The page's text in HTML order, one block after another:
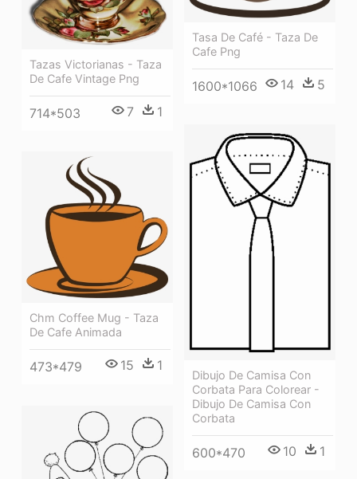
Tasa De Café - Taza De
Cafe Png
1600*1066 14 5
Tazas Victorianas - Taza
De Cafe Vintage Png
714*503 7 1
Dibujo De Camisa Con
Corbata Para Colorear -
Dibujo De Camisa Con
Corbata
600*470 10 1
Chm Coffee Mug - Taza
De Cafe Animada
473*479 15 1